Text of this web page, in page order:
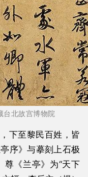
台北故宫博物院
下至黎民百姓，皆
序》与摹刻上石极
《兰亭》为“天下